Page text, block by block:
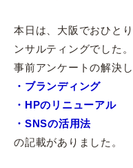
本日は、大阪でおひと
ンサルティングでした。
事前アンケートの解決
・ブランディング
・HPのリニューアル
・SNSの活用法
の記載がありました。